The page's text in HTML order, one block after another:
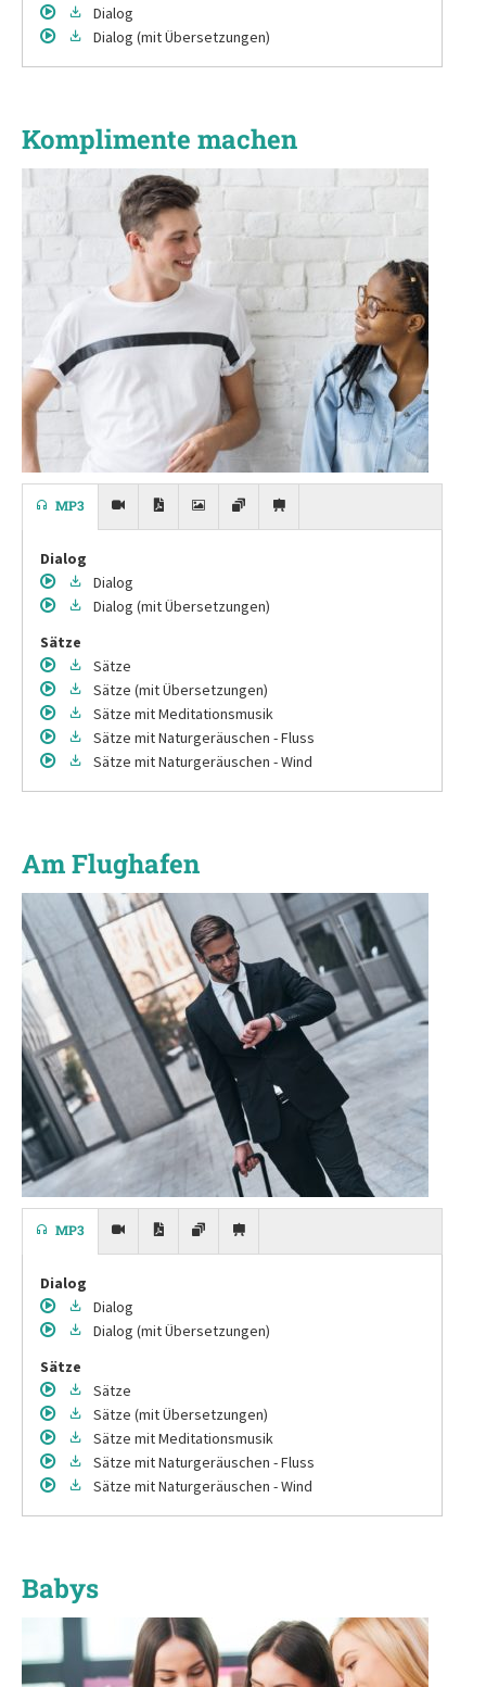
Dialog
Dialog (mit Übersetzungen)
Komplimente machen
MP3
Dialog
Dialog
Dialog (mit Übersetzungen)
Sätze
Sätze
Sätze (mit Übersetzungen)
Sätze mit Meditationsmusik
Sätze mit Naturgeräuschen - Fluss
Sätze mit Naturgeräuschen - Wind
Am Flughafen
MP3
Dialog
Dialog
Dialog (mit Übersetzungen)
Sätze
Sätze
Sätze (mit Übersetzungen)
Sätze mit Meditationsmusik
Sätze mit Naturgeräuschen - Fluss
Sätze mit Naturgeräuschen - Wind
Babys